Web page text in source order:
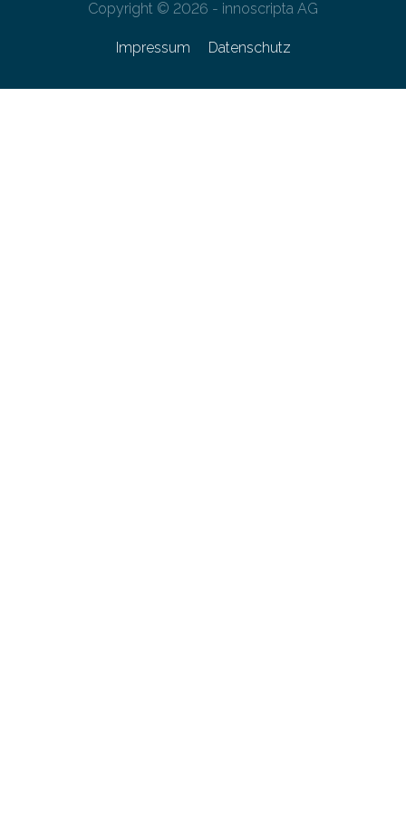
Copyright © 2026 - innoscripta AG
Impressum Datenschutz